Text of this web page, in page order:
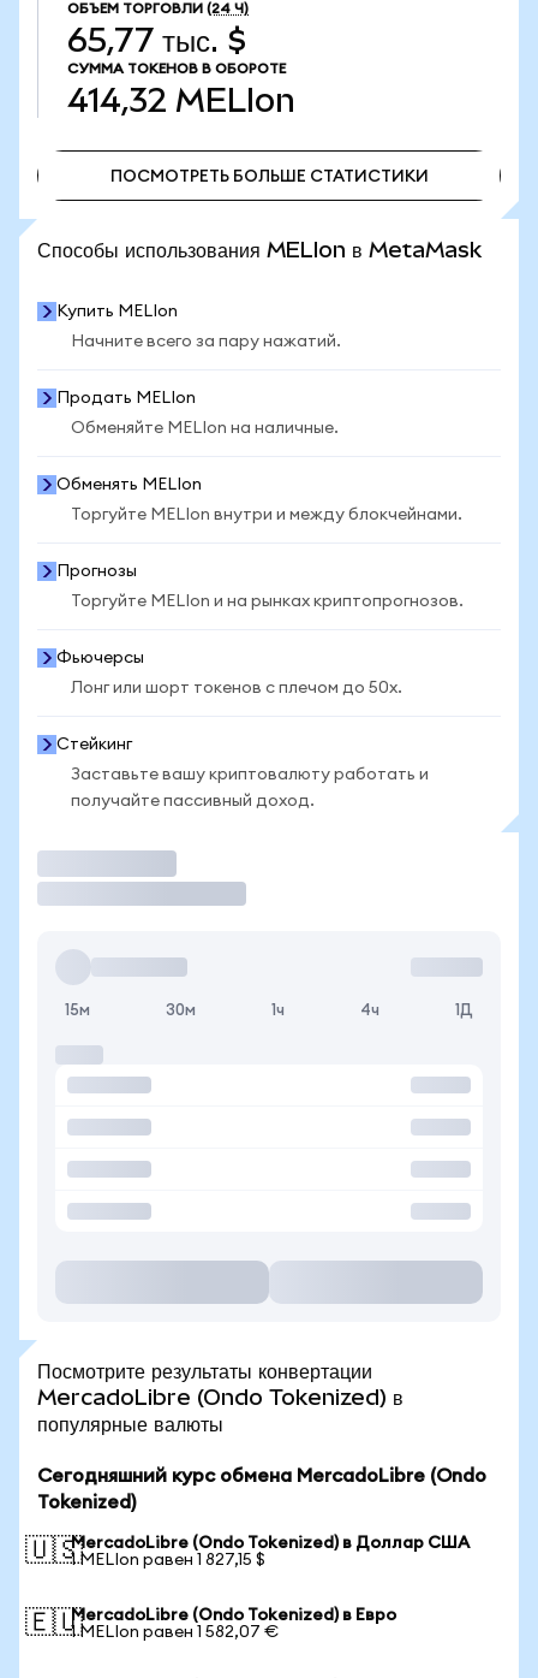
ОБЪЕМ ТОРГОВЛИ (24 Ч)
65,77 тыс. $
СУММА ТОКЕНОВ В ОБОРОТЕ
414,32 MELIon
ПОСМОТРЕТЬ БОЛЬШЕ СТАТИСТИКИ
Способы использования MELIon в MetaMask
Купить MELIon
Начните всего за пару нажатий.
Продать MELIon
Обменяйте MELIon на наличные.
Обменять MELIon
Торгуйте MELIon внутри и между блокчейнами.
Прогнозы
Торгуйте MELIon и на рынках криптопрогнозов.
Фьючерсы
Лонг или шорт токенов с плечом до 50x.
Стейкинг
Заставьте вашу криптовалюту работать и
получайте пассивный доход.
15м 30м 1ч 4ч 1Д
Посмотрите результаты конвертации
MercadoLibre (Ondo Tokenized) в
популярные валюты
Сегодняшний курс обмена MercadoLibre (Ondo
Tokenized)
🇺🇸MercadoLibre (Ondo Tokenized) в Доллар США
1 MELIon равен 1 827,15 $
🇪🇺MercadoLibre (Ondo Tokenized) в Евро
1 MELIon равен 1 582,07 €